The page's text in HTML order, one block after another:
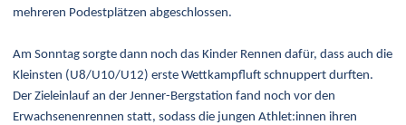
mehreren Podestplätzen abgeschlossen.
Am Sonntag sorgte dann noch das Kinder Rennen dafür, dass auch die
Kleinsten (U8/U10/U12) erste Wettkampfluft schnuppert durften.
Der Zieleinlauf an der Jenner-Bergstation fand noch vor den
Erwachsenenrennen statt, sodass die jungen Athlet:innen ihren